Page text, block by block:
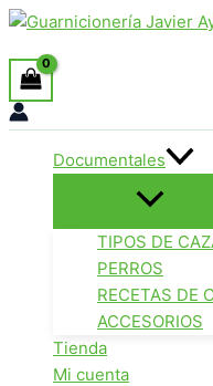
Ir
contenido
Documentales
TIPOS DE
PERROS
RECETAS DE
ACCESORIOS
Tienda
Mi cuenta